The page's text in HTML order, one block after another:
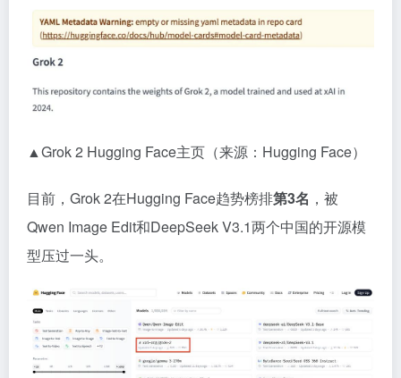
▲Grok 2 Hugging Face主页（来源：Hugging Face）
目前，Grok 2在Hugging Face趋势榜排第3名 ，被
Qwen Image Edit和DeepSeek V3.1两个中国的开源模
型压过一头。